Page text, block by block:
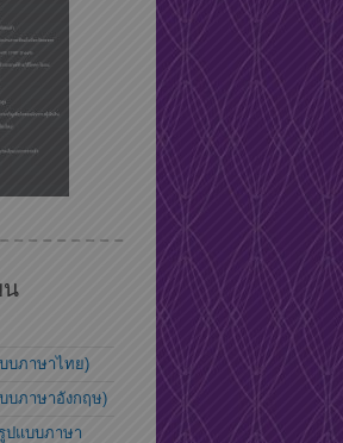
น
บภาษาไทย)
บภาษาอังกฤษ)
ปแบบภาษา